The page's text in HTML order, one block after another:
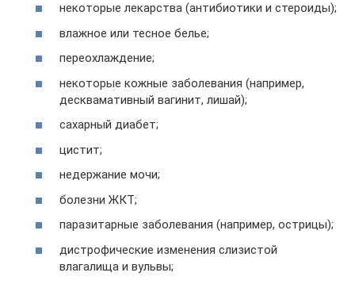
некоторые лекарства (антибиотики и стероиды);
влажное или тесное белье;
переохлаждение;
некоторые кожные заболевания (например,
десквамативный вагинит, лишай);
сахарный диабет;
цистит;
недержание мочи;
болезни ЖКТ;
паразитарные заболевания (например, острицы);
дистрофические изменения слизистой
влагалища и вульвы;